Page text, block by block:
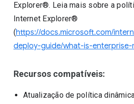
Explorer®. Leia mais sobre a
Internet Explorer®
(https://docs.microsoft.com/
deploy-guide/what-is-enterprise-
Recursos compatíveis:
Atualização de política